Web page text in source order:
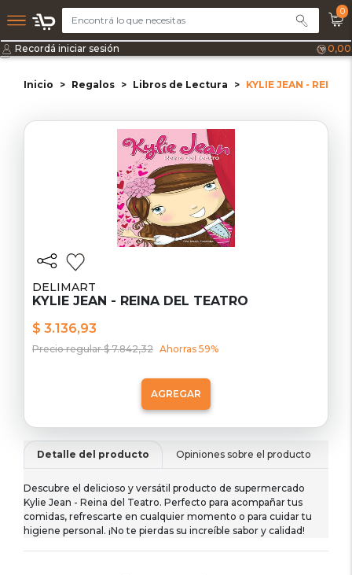
0
Recordá iniciar sesión 0,00
Inicio Regalos Libros de Lectura KYLIE JEAN - REINA
DELIMART
KYLIE JEAN - REINA DEL TEATRO
$ 3.136,93
Precio regular $ 7.842,32 Ahorras 59%
AGREGAR
Detalle del producto Opiniones sobre el producto
Descubre el delicioso y versátil producto de supermercado
Kylie Jean - Reina del Teatro. Perfecto para acompañar tus
comidas, refrescarte en cualquier momento o para cuidar tu
higiene personal. ¡No te pierdas su increíble sabor y calidad!